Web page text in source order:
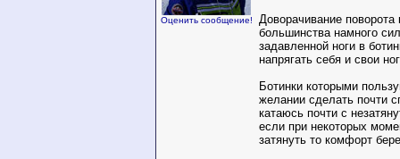
Оценить сообщение!
Доворачивание поворота
большинства намного
задавленной ноги в
напрягать себя и свои
Ботинки которыми
желании сделать почти
катаюсь почти с
если при некоторых
затянуть то комфорт